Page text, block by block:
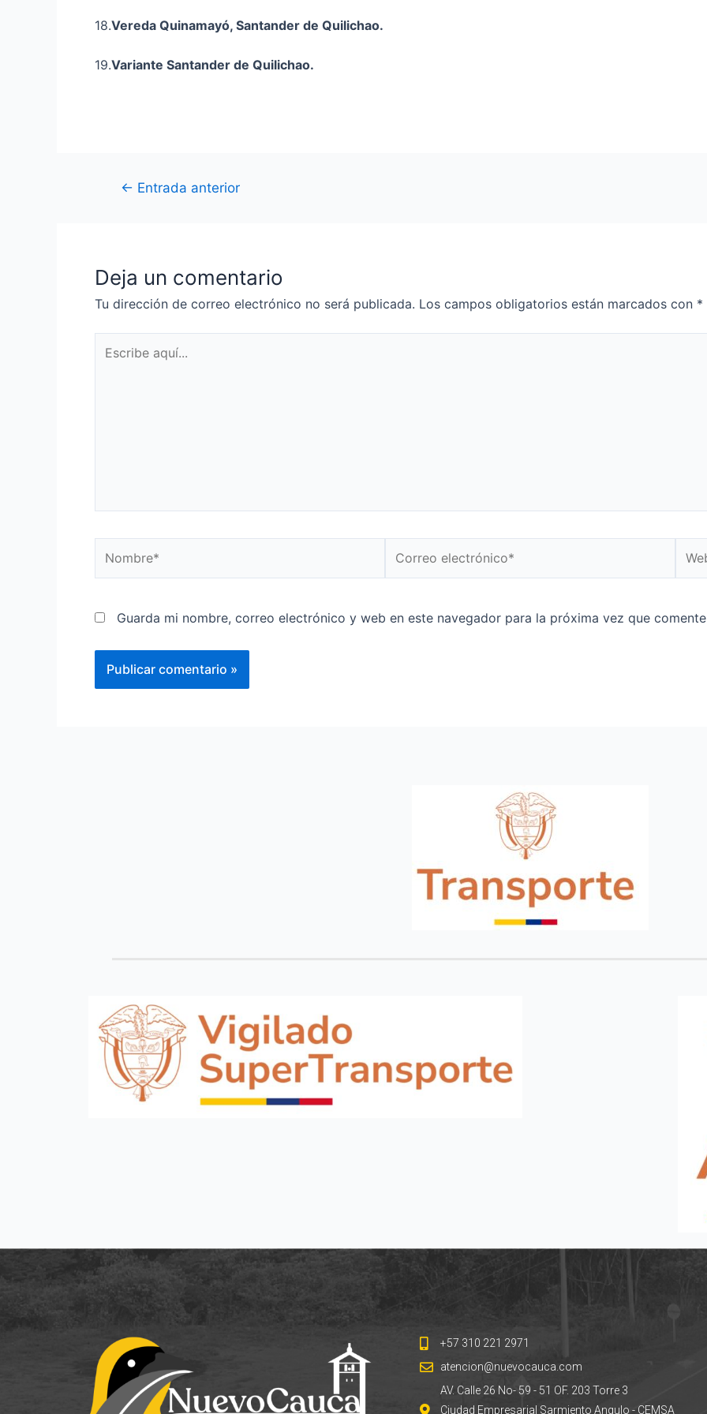
18.Vereda Quinamayó, Santander de Quilichao.
19.Variante Santander de Quilichao.
← Entrada anterior
Deja un comentario
Tu dirección de correo electrónico no será publicada. Los campos obligatorios están marcados con *
Guarda mi nombre, correo electrónico y web en este navegador para la próxima vez que
+57 310 221 2971
atencion@nuevocauca.com
AV. Calle 26 No- 59 - 51 OF. 203 Torre 3
Ciudad Empresarial Sarmiento Angulo - CEMSA